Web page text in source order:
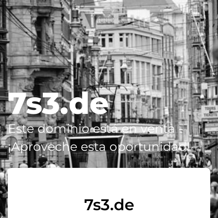
7s3.de
Este dominio está en venta -
¡Aproveche esta oportunidad!
7s3.de